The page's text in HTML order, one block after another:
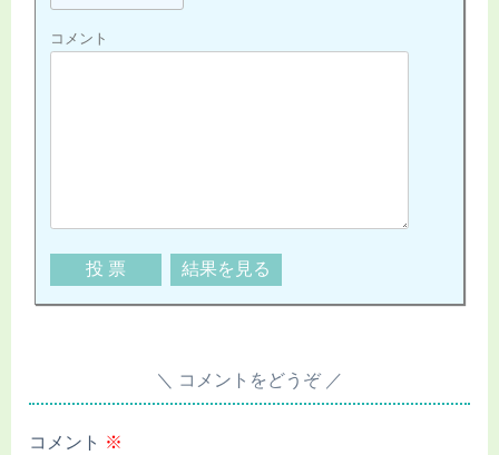
コメント
コメントをどうぞ
コメント ※